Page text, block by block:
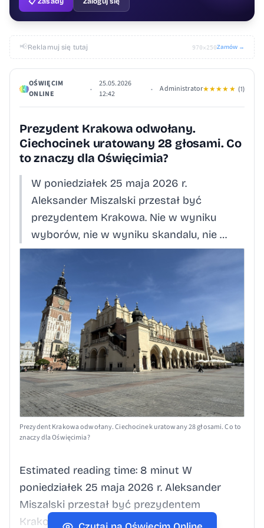
📢Reklamuj się tutaj 970×250Zamów →
OŚWIĘCIM
ONLINE
•
25.05.2026
12:42
• Administrator★★★★ ★ (1)
Prezydent Krakowa odwołany.
Ciechocinek uratowany 28 głosami. Co
to znaczy dla Oświęcimia?
W poniedziałek 25 maja 2026 r.
Aleksander Miszalski przestał być
prezydentem Krakowa. Nie w wyniku
wyborów, nie w wyniku skandalu, nie …
Prezydent Krakowa odwołany. Ciechocinek uratowany 28 głosami. Co to
znaczy dla Oświęcimia?
Estimated reading time: 8 minut W
poniedziałek 25 maja 2026 r. Aleksander
Miszalski przestał być prezydentem
Krakowa. Nie w wyniku wyborów, nie w